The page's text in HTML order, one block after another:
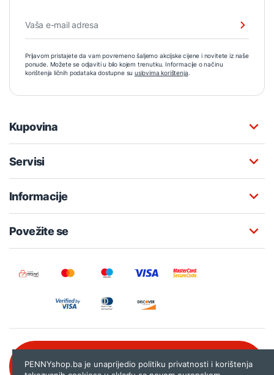
Prijavom pristajete da vam povremeno šaljemo akcijske cijene i novitete iz naše
ponude. Možete se odjaviti u bilo kojem trenutku. Informacije o načinu
korištenja ličnih podataka dostupne su uslovima korištenja.
Kupovina
Servisi
Informacije
Povežite se
PENNYshop.ba je unaprijedio politiku privatnosti i korištenja